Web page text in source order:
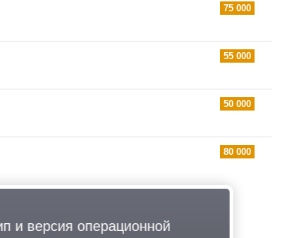
75 000
55 000
50 000
80 000
и версия операционной